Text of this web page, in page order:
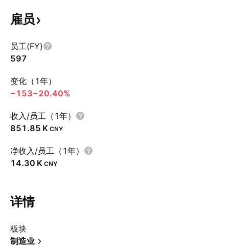
雇员
员工(FY)
597
变化（1年）
−153−20.40%
收入/员工（1年）
‪851.85 K‬ CNY
净收入/员工（1年）
‪14.30 K‬ CNY
详情
板块
制造业